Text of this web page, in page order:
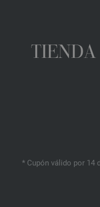
* Cupón válido por 14